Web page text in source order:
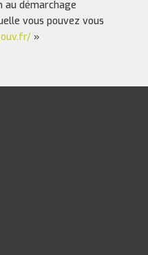
au démarchage
vous pouvez vous
»